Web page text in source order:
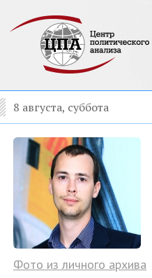
8 августа, суббота
Фото из личного архива